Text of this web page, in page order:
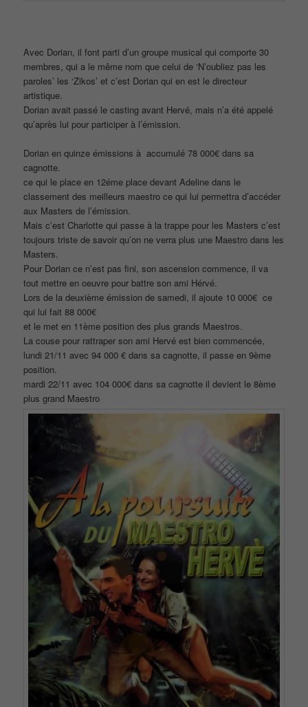
Avec Dorian, il font parti d’un groupe musical qui comporte 30
membres, qui a le même nom que celui de ‘N’oubliez pas les
paroles’ les ‘Zikos’ et c’est Dorian qui en est le directeur
artistique.
Dorian avait passé le casting avant Hervé, mais n’a été appelé
qu’après lui pour participer à l’émission.
Dorian en quinze émissions à accumulé 78 000€ dans sa
cagnotte.
ce qui le place en 12éme place devant Adeline dans le
classement des meilleurs maestro ce qui lui permettra d’accéder
aux Masters de l’émission.
Mais c’est Charlotte qui passe à la trappe pour les Masters c’est
toujours triste de savoir qu’on ne verra plus une Maestro dans les
Masters.
Pour Dorian ce n’est pas fini, son ascension commence, il va
tout mettre en oeuvre pour battre son ami Hérvé.
Lors de la deuxième émission de samedi, il ajoute 10 000€ ce
qui lui fait 88 000€
et le met en 11ème position des plus grands Maestros.
La couse pour rattraper son ami Hervé est bien commencée,
lundi 21/11 avec 94 000 € dans sa cagnotte, il passe en 9ème
position.
mardi 22/11 avec 104 000€ dans sa cagnotte il devient le 8ème
plus grand Maestro